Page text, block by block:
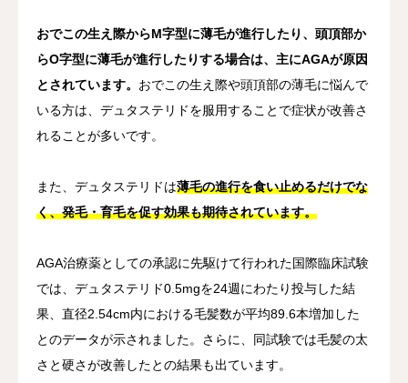
おでこの生え際からM字型に薄毛が進行したり、頭頂部か
らO字型に薄毛が進行したりする場合は、主にAGAが原因
とされています。 おでこの生え際や頭頂部の薄毛に悩んで
いる方は、デュタステリドを服用することで症状が改善さ
れることが多いです。
また、デュタステリドは薄毛の進行を食い止めるだけでな
く、発毛・育毛を促す効果も期待されています。
AGA治療薬としての承認に先駆けて行われた国際臨床試験
では、デュタステリド0.5mgを24週にわたり投与した結
果、直径2.54cm内における毛髪数が平均89.6本増加した
とのデータが示されました。さらに、同試験では毛髪の太
さと硬さが改善したとの結果も出ています。